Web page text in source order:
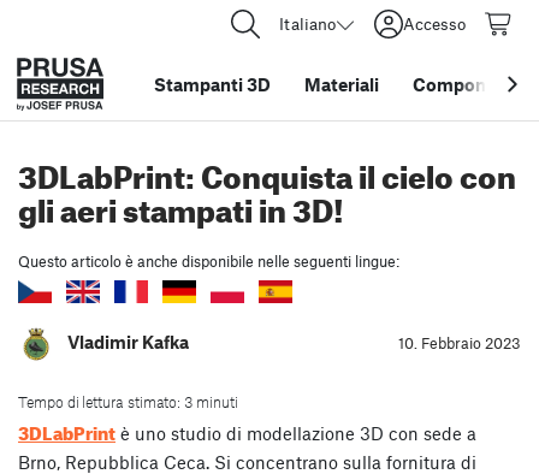
Italiano Accesso
Stampanti 3D Materiali Componenti e
3DLabPrint: Conquista il cielo con
gli aeri stampati in 3D!
Questo articolo è anche disponibile nelle seguenti lingue:
Vladimir Kafka 10. Febbraio 2023
Tempo di lettura stimato: 3 minuti
3DLabPrint è uno studio di modellazione 3D con sede a
Brno, Repubblica Ceca. Si concentrano sulla fornitura di